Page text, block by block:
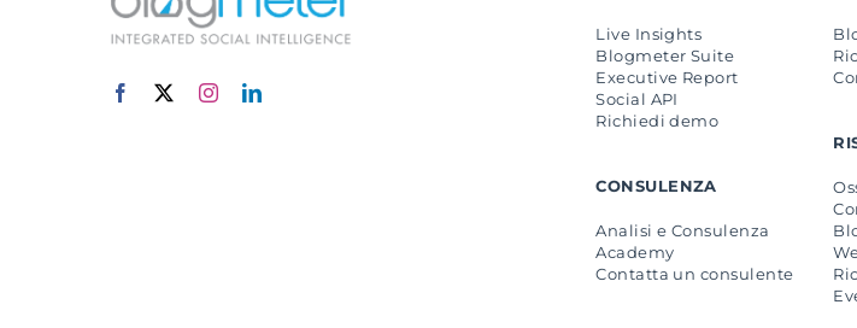
Live Insights
Blogmeter Suite
Executive Report
Social API
Richiedi demo
CONSULENZA
Analisi e Consulenza
Academy
Contatta un consulente